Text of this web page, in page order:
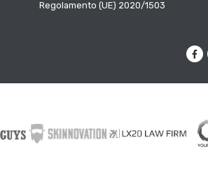
Regolamento (UE) 2020/1503